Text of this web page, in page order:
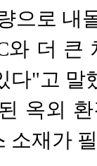
으로
와 더 큰
다"고 말
옥외
소재가